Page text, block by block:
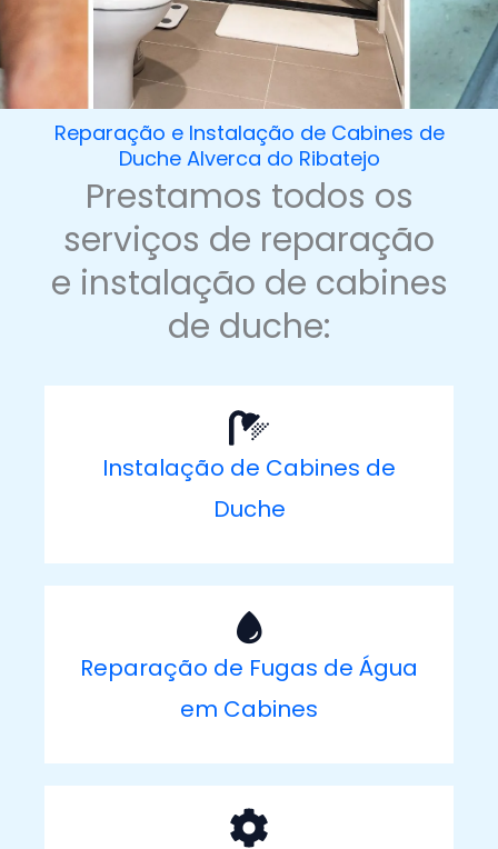
Reparação e Instalação de Cabines de
Duche Alverca do Ribatejo
Prestamos todos os
serviços de reparação
e instalação de cabines
de duche:
Instalação de Cabines de
Duche
Reparação de Fugas de Água
em Cabines